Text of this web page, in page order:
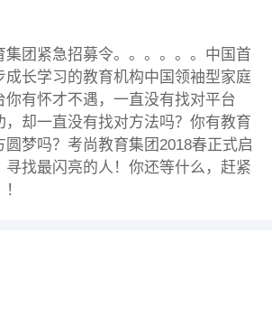
集团紧急招募令。。。。。。中国首
成长学习的教育机构中国领袖型家庭
你有怀才不遇，一直没有找对平台
，却一直没有找对方法吗？你有教育
梦吗？考尚教育集团2018春正式启
寻找最闪亮的人！你还等什么，赶紧